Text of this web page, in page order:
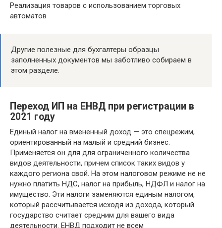
Реализация товаров с использованием торговых
автоматов
Другие полезные для бухгалтеры образцы
заполненных документов мы заботливо собираем в
этом разделе.
Переход ИП на ЕНВД при регистрации в
2021 году
Единый налог на вмененный доход — это спецрежим,
ориентированный на малый и средний бизнес.
Применяется он для для ограниченного количества
видов деятельности, причем список таких видов у
каждого региона свой. На этом налоговом режиме не не
нужно платить НДС, налог на прибыль, НДФЛ и налог на
имущество. Эти налоги заменяются единым налогом,
который рассчитывается исходя из дохода, который
государство считает средним для вашего вида
деятельности. ЕНВД подходит не всем